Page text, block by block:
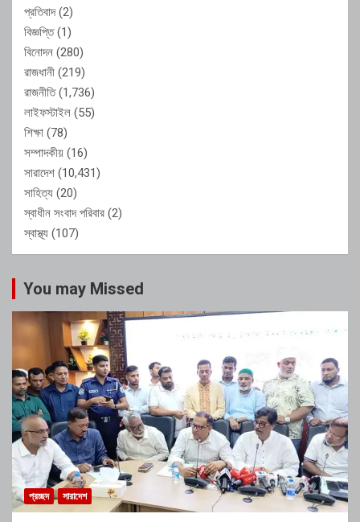
প্রতিবাদ(2)
বিজ্ঞপ্তি(1)
বিনোদন (280)
রাজধানী (219)
রাজনীতি(1,736)
লাইফস্টাইল (55)
শিক্ষা (78)
সম্পাদকীয় (16)
সারাদেশ (10,431)
সাহিত্য (20)
স্বাধীন সংবাদ পরিবার (2)
স্বাস্থ্য (107)
You may Missed
প্রচ্ছদ সারাদেশ